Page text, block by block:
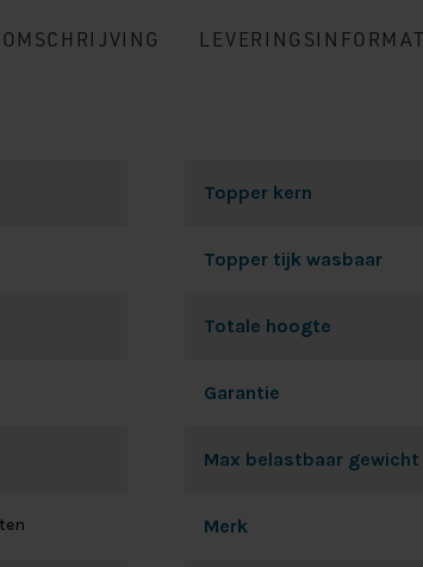
Topper kern
Topper tijk wasbaar
Totale hoogte
Garantie
Max belastbaar gewicht
Merk